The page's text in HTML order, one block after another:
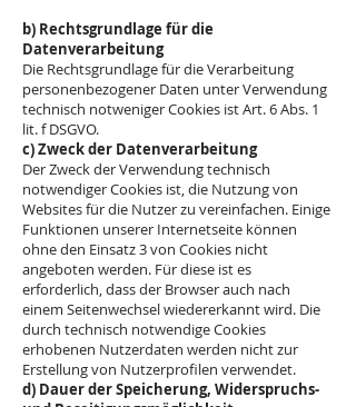
b) Rechtsgrundlage für die
Datenverarbeitung
Die Rechtsgrundlage für die Verarbeitung
personenbezogener Daten unter Verwendung
technisch notweniger Cookies ist Art. 6 Abs. 1
lit. f DSGVO.
c) Zweck der Datenverarbeitung
Der Zweck der Verwendung technisch
notwendiger Cookies ist, die Nutzung von
Websites für die Nutzer zu vereinfachen. Einige
Funktionen unserer Internetseite können
ohne den Einsatz 3 von Cookies nicht
angeboten werden. Für diese ist es
erforderlich, dass der Browser auch nach
einem Seitenwechsel wiedererkannt wird. Die
durch technisch notwendige Cookies
erhobenen Nutzerdaten werden nicht zur
Erstellung von Nutzerprofilen verwendet.
d) Dauer der Speicherung, Widerspruchs-